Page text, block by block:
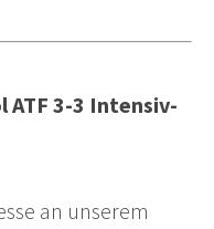
ATF 3-3 Intensiv-
an unserem